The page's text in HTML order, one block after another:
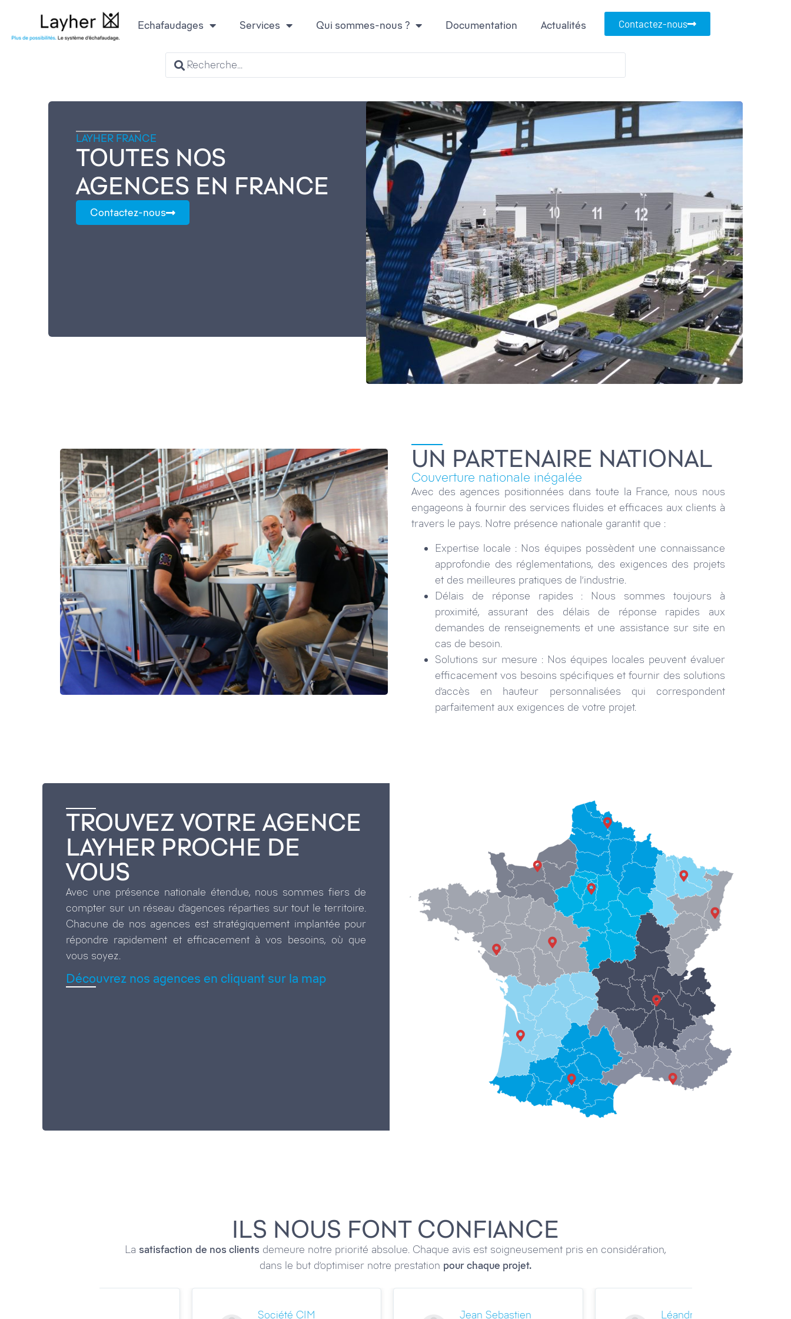
Echafaudages Services Qui sommes-nous ? Documentation Actualités Contactez-nous
LAYHER FRANCE
TOUTES NOS
AGENCES EN FRANCE
Contactez-nous
UN PARTENAIRE NATIONAL
Couverture nationale inégalée
Avec des agences positionnées dans toute la France, nous nous
engageons à fournir des services fluides et efficaces aux clients à
travers le pays. Notre présence nationale garantit que :
Expertise locale : Nos équipes possèdent une connaissance
approfondie des réglementations, des exigences des projets
et des meilleures pratiques de l’industrie.
Délais de réponse rapides : Nous sommes toujours à
proximité, assurant des délais de réponse rapides aux
demandes de renseignements et une assistance sur site en
cas de besoin.
Solutions sur mesure : Nos équipes locales peuvent évaluer
efficacement vos besoins spécifiques et fournir des solutions
d’accès en hauteur personnalisées qui correspondent
parfaitement aux exigences de votre projet.
TROUVEZ VOTRE AGENCE
LAYHER PROCHE DE
VOUS
Avec une présence nationale étendue, nous sommes fiers de
compter sur un réseau d’agences réparties sur tout le territoire.
Chacune de nos agences est stratégiquement implantée pour
répondre rapidement et efficacement à vos besoins, où que
vous soyez.
Découvrez nos agences en cliquant sur la map
ILS NOUS FONT CONFIANCE
La satisfaction de nos clients demeure notre priorité absolue. Chaque avis est soigneusement pris en considération,
dans le but d’optimiser notre prestation pour chaque projet.
Jean Sebastien
Léandro Bertelo Joseph Lambertin